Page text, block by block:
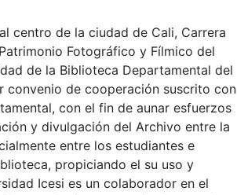
centro de la ciudad de Cali, Carrera
Fotográfico y Fílmico del
de la Biblioteca Departamental del
convenio de cooperación suscrito con
con el fin de aunar esfuerzos
y divulgación del Archivo entre la
entre los estudiantes e
propiciando el su uso y
Icesi es un colaborador en el